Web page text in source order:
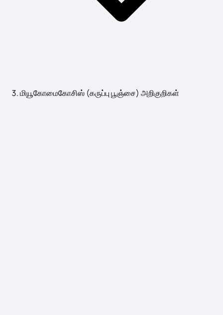
மியூகோமைகோசிஸ் (கருப்பு பூஞ்சை) அறிகுறிகள்